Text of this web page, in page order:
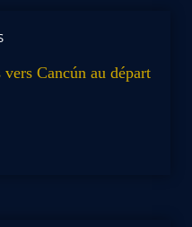
Cancún au départ